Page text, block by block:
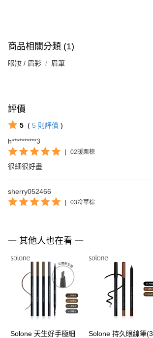
商品相關分類 (1)
眼妝 / 眉彩 眉筆
評價
5 ( 5 則評價 )
h**********3
02暖栗棕
很細很好畫
sherry052466
03冷萃棕
一 其他人也在看 一
Solone 天生好手極細
Solone 持久眼線筆(3